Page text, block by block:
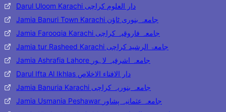
Darul Uloom Karachi دار العلوم کراچی
Jamia Banuri Town Karachi جامعہ بنوری ٹاؤن
Jamia Farooqia Karachi جامعہ فاروقیہ کراچی
Jamia tur Rasheed Karachi جامعۃ الرشید کراچی
Jamia Ashrafia Lahore جامعہ اشرفیہ لاہور
Darul Ifta Al Ikhlas دار الافتاء الاخلاص
Jamia Banuria Karachi جامعہ بنوریہ کراچی
Jamia Usmania Peshawar جامعہ عثمانیہ پشاور